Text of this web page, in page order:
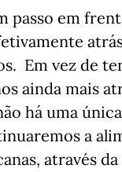
passo em
Em vez de
ainda mais
há uma
a
através